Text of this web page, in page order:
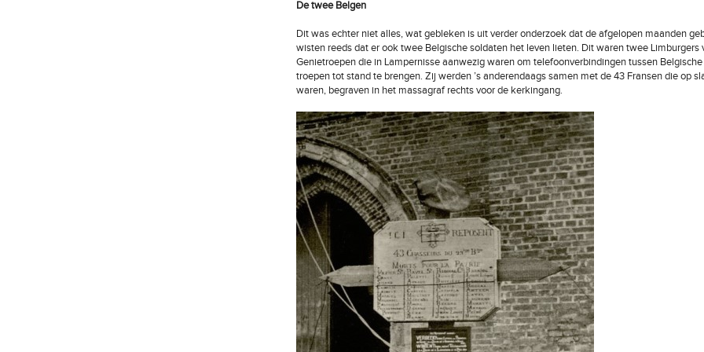
De twee Belgen
Dit was echter niet alles, wat gebleken is uit verder onderzoek dat de afgelopen maanden
wisten reeds dat er ook twee Belgische soldaten het leven lieten. Dit waren twee Limburgers
Genietroepen die in Lampernisse aanwezig waren om telefoonverbindingen tussen
troepen tot stand te brengen. Zij werden ’s anderendaags samen met de 43 Fransen die op
waren, begraven in het massagraf rechts voor de kerkingang.